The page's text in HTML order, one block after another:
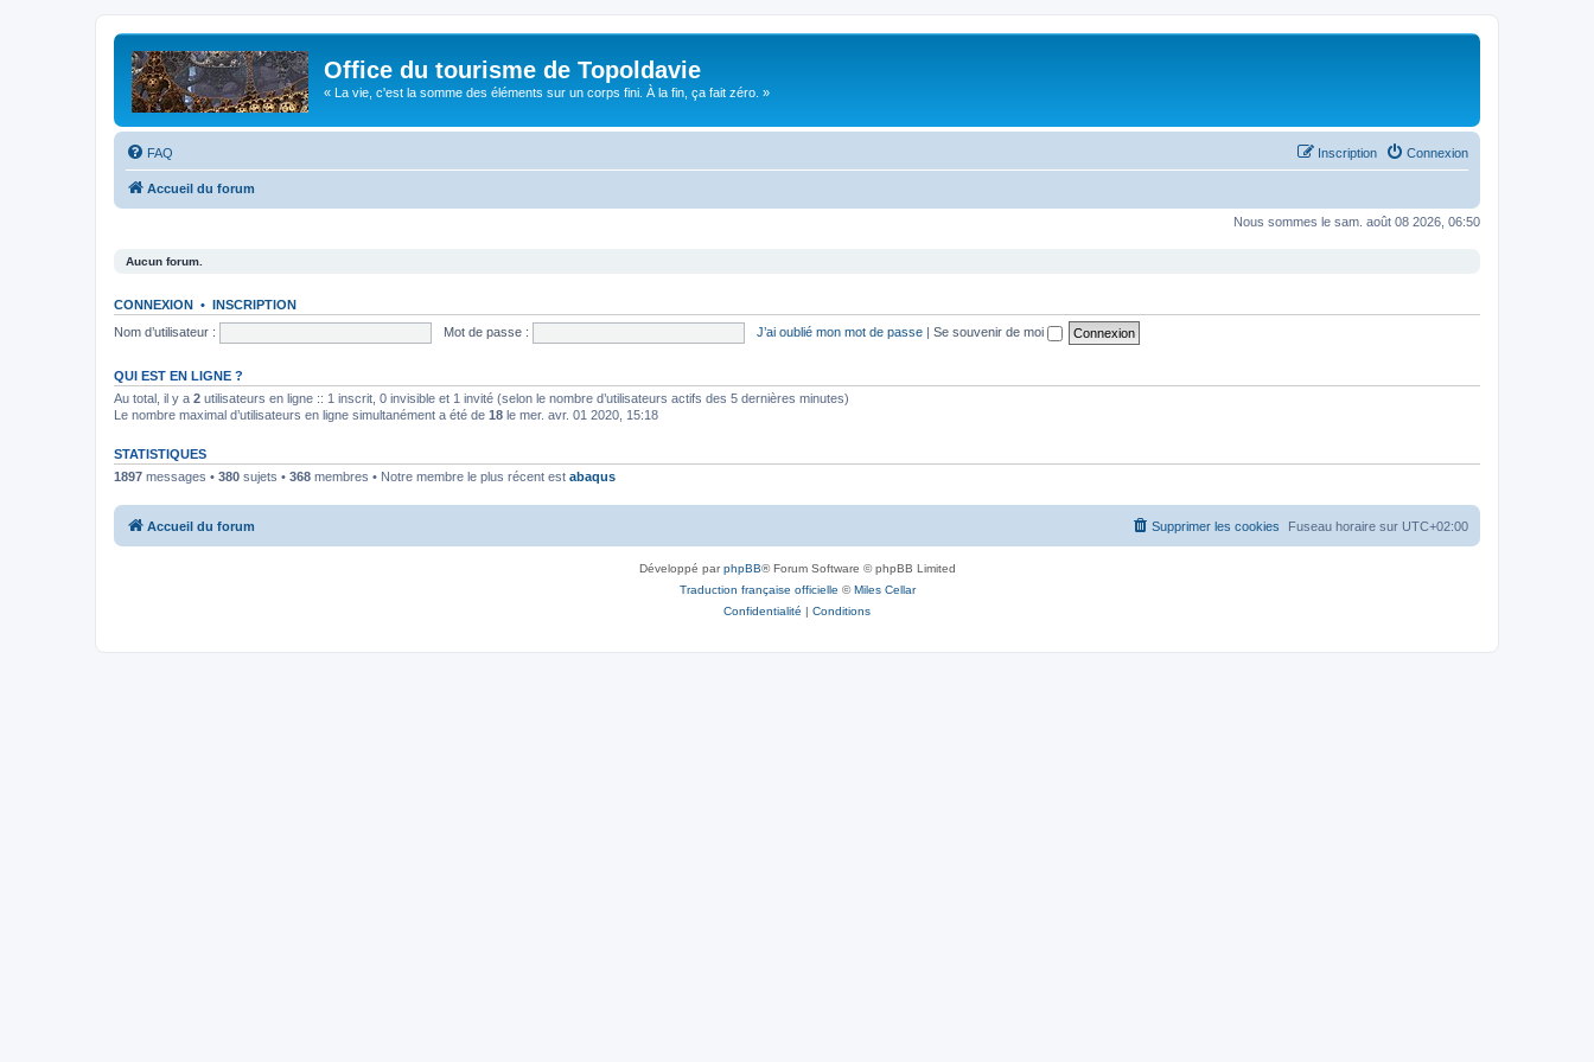
Office du tourisme de Topoldavie
« La vie, c'est la somme des éléments sur un corps fini. À la fin, ça fait zéro. »
FAQ Connexion
Inscription
Accueil du forum
Nous sommes le sam. août 08 2026, 06:50
Aucun forum.
CONNEXION • INSCRIPTION
Nom d’utilisateur :
Mot de passe : J’ai oublié mon mot de passe | Se souvenir de moi
QUI EST EN LIGNE ?
Au total, il y a 2 utilisateurs en ligne :: 1 inscrit, 0 invisible et 1 invité (selon le nombre d’utilisateurs actifs des 5 dernières minutes)
Le nombre maximal d’utilisateurs en ligne simultanément a été de 18 le mer. avr. 01 2020, 15:18
STATISTIQUES
1897 messages • 380 sujets • 368 membres • Notre membre le plus récent est abaqus
Accueil du forum Fuseau horaire sur UTC+02:00
Supprimer les cookies
Développé parphpBB® Forum Software © phpBB Limited
Traduction française officielle ©Miles Cellar
Confidentialité | Conditions